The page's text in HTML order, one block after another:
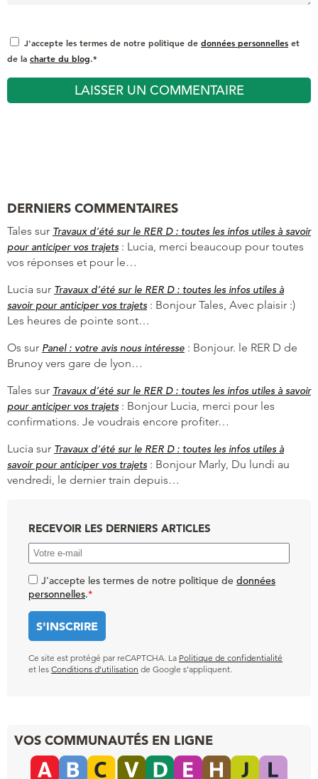
J'accepte les termes de notre politique de données personnelles et
de la charte du blog.*
DERNIERS COMMENTAIRES
Tales sur Travaux d’été sur le RER D : toutes les infos utiles à savoir
pour anticiper vos trajets : Lucia, merci beaucoup pour toutes
vos réponses et pour le…
Lucia sur Travaux d’été sur le RER D : toutes les infos utiles à
savoir pour anticiper vos trajets : Bonjour Tales, Avec plaisir :)
Les heures de pointe sont…
Os sur Panel : votre avis nous intéresse : Bonjour. le RER D de
Brunoy vers gare de lyon…
Tales sur Travaux d’été sur le RER D : toutes les infos utiles à savoir
pour anticiper vos trajets : Bonjour Lucia, merci pour les
confirmations. Je voudrais encore profiter…
Lucia sur Travaux d’été sur le RER D : toutes les infos utiles à
savoir pour anticiper vos trajets : Bonjour Marly, Du lundi au
vendredi, le dernier train depuis…
RECEVOIR LES DERNIERS ARTICLES
J'accepte les termes de notre politique de données
personnelles.*
Ce site est protégé par reCAPTCHA. La Politique de confidentialité
et les Conditions d’utilisation de Google s’appliquent.
VOS COMMUNAUTÉS EN LIGNE